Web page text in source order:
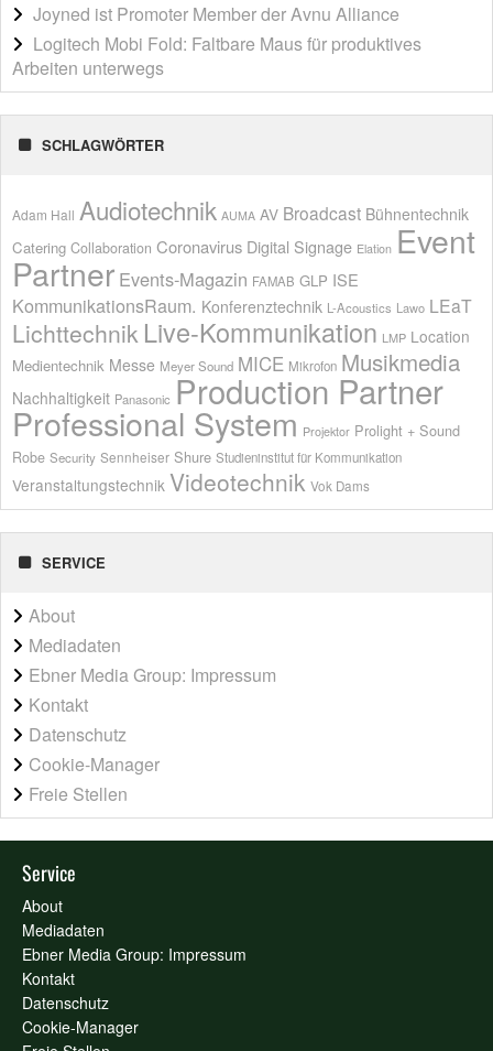
Joyned ist Promoter Member der Avnu Alliance
Logitech Mobi Fold: Faltbare Maus für produktives
Arbeiten unterwegs
SCHLAGWÖRTER
Adam Hall Audiotechnik AUMA AV Broadcast Bühnentechnik
Catering Collaboration Coronavirus Digital Signage Elation Event
Partner Events-Magazin FAMAB GLP ISE
KommunikationsRaum. Konferenztechnik L-Acoustics Lawo LEaT
Lichttechnik Live-Kommunikation LMP Location
Medientechnik Messe Meyer Sound MICE Mikrofon Musikmedia
Nachhaltigkeit Panasonic Production Partner
Professional System Projektor Prolight + Sound
Robe Security Sennheiser Shure Studieninstitut für Kommunikation
Veranstaltungstechnik Videotechnik Vok Dams
SERVICE
About
Mediadaten
Ebner Media Group: Impressum
Kontakt
Datenschutz
Cookie-Manager
Freie Stellen
Service
About
Mediadaten
Ebner Media Group: Impressum
Kontakt
Datenschutz
Cookie-Manager